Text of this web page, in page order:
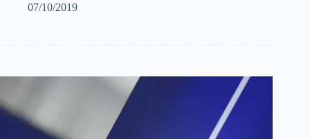
07/10/2019